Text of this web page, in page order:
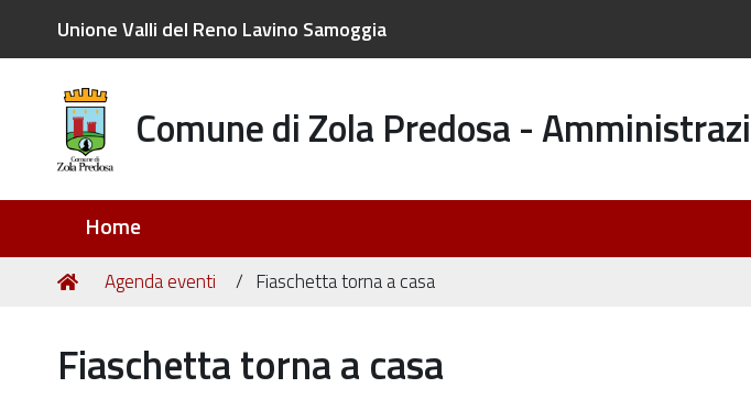
Unione Valli del Reno Lavino Samoggia
Comune di Zola Predosa -
Home
Tu
Home
Agenda eventi Fiaschetta torna a casa
Fiaschetta torna a casa